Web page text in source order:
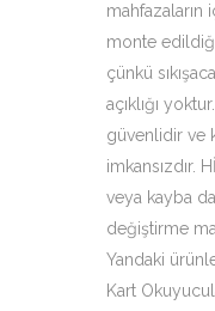
monte
çünkü
açıklığı
güvenlidir ve
imkansızdır.
veya kayba
değiştirme
Yandaki
Kart